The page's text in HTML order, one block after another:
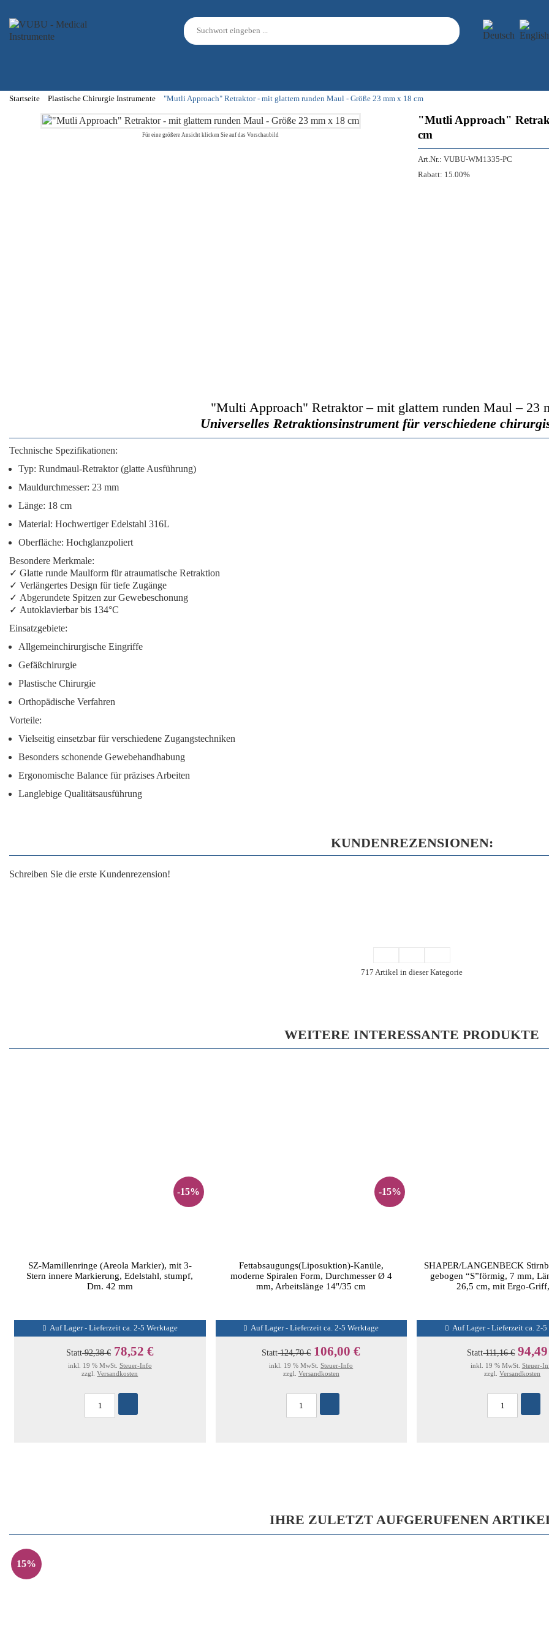
Startseite Plastische Chirurgie Instrumente "Mutli Approach" Retraktor - mit glattem runden Maul - Größe 23 mm x 18 cm
Für eine größere Ansicht klicken Sie auf das Vorschaubild
"Mutli Approach"
cm
Art.Nr.: VUBU-WM1335-PC
Rabatt: 15.00%
"Multi Approach" Retraktor – mit glattem runden Maul – 23
Universelles Retraktionsinstrument für verschiedene
Technische Spezifikationen:
Typ: Rundmaul-Retraktor (glatte Ausführung)
Mauldurchmesser: 23 mm
Länge: 18 cm
Material: Hochwertiger Edelstahl 316L
Oberfläche: Hochglanzpoliert
Besondere Merkmale:
✓ Glatte runde Maulform für atraumatische Retraktion
✓ Verlängertes Design für tiefe Zugänge
✓ Abgerundete Spitzen zur Gewebeschonung
✓ Autoklavierbarbis 134°C
Einsatzgebiete:
Allgemeinchirurgische Eingriffe
Gefäßchirurgie
Plastische Chirurgie
Orthopädische Verfahren
Vorteile:
Vielseitig einsetzbar für verschiedene Zugangstechniken
Besonders schonende Gewebehandhabung
Ergonomische Balance für präzises Arbeiten
Langlebige Qualitätsausführung
KUNDENREZENSIONEN:
Schreiben Sie die erste Kundenrezension!
717 Artikel in dieser Kategorie
WEITERE INTERESSANTE PRODUKTE
-15%
SZ-Mamillenringe (Areola Markier), mit 3-
Stern innere Markierung, Edelstahl, stumpf,
Dm. 42 mm
Auf Lager - Lieferzeit ca. 2-5 Werktage
Statt92,38 € 78,52 €
inkl. 19 % MwSt. Steuer-Info
zzgl.Versandkosten
-15%
Fettabsaugungs(Liposuktion)-Kanüle,
moderne Spiralen Form, Durchmesser Ø 4
mm, Arbeitslänge 14"/35 cm
Auf Lager - Lieferzeit ca. 2-5 Werktage
Statt124,70 € 106,00 €
inkl. 19 % MwSt.Steuer-Info
zzgl. Versandkosten
SHAPER/LANGENBECK
gebogen “S”förmig, 7 mm,
26,5 cm, mit Ergo-
Auf Lager - Lieferzeit ca. 2-5
Statt111,16 €
inkl. 19 % MwSt. Steuer-
zzgl.Versandkosten
IHRE ZULETZT AUFGERUFENEN
15%